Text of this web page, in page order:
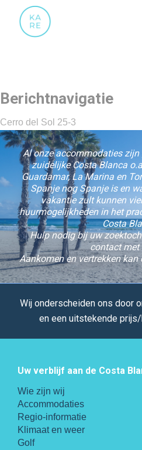
Berichtnavigatie
Cerro del Sol 25-3
Al onze accommodaties zijn
zuidelijke Costa Blanca
Guardamar, La Marina en
Spanje nog Spanje is en
vakantie zult kunnen
huurmogelijkheden in het
Costa
Hulp nodig bij uw
contact met
Aankomen en vertrekken kan
Wij onderscheiden ons door
en een uitstekende
Uw verblijf aan de Costa
Wie zijn wij
Accommodaties
Regio-informatie
Klimaat en weer
Golf